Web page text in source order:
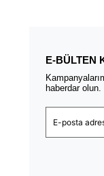
E-BÜLTEN
haberdar olun.